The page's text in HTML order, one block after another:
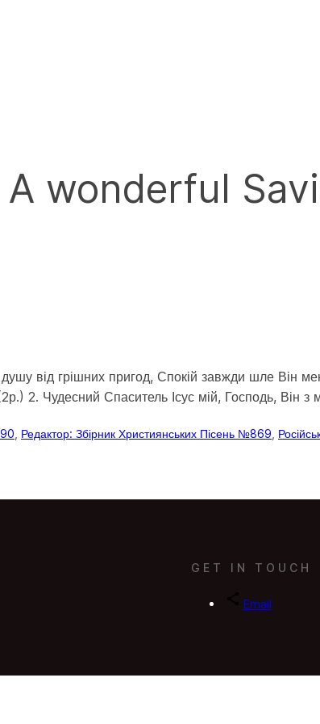
A wonderful
від грішних пригод, Спокій завжди шле Він
2. Чудесний Спаситель Ісус мій, Господь, Він з
Редактор: Збірник Християнських Пісень №869
GET IN TOUCH
Email